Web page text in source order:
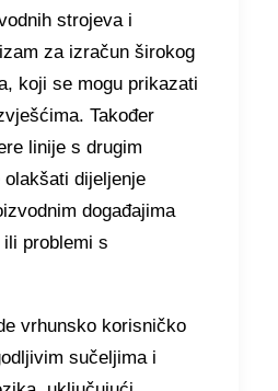
strojeva i
za izračun širokog
koji se mogu prikazati
Također
linije s drugim
dijeljenje
događajima
problemi s
vrhunsko korisničko
sučeljima i